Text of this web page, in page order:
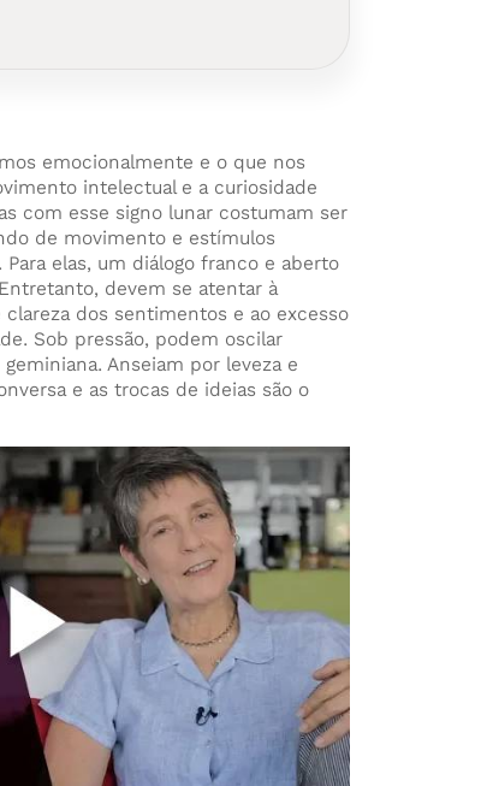
emocionalmente e o que nos
intelectual e a curiosidade
com esse signo lunar costumam ser
de movimento e estímulos
elas, um diálogo franco e aberto
devem se atentar à
dos sentimentos e ao excesso
Sob pressão, podem oscilar
Anseiam por leveza e
e as trocas de ideias são o